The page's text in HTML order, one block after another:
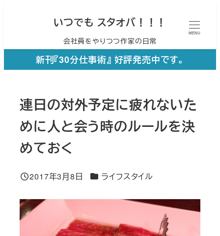
ン
いつでも スタオバ！！！
会社員をやりつつ作家の日常
MENU
新刊『30分仕事術』 好評発売中です。
連日の対外予定に疲れないた
めに人と会う時のルールを決
めておく
投稿日
2017年3月8日 カテゴリー
ライフスタイル